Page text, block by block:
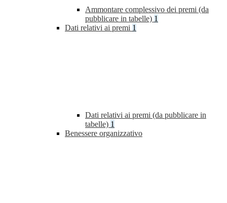
Ammontare complessivo dei premi (da
pubblicare in tabelle) 1
Dati relativi ai premi 1
Dati relativi ai premi (da pubblicare in
tabelle) 1
Benessere organizzativo